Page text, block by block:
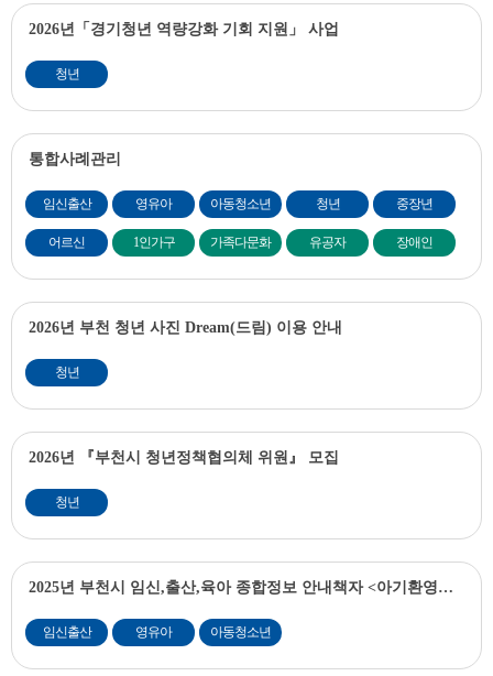
2026년「경기청년 역량강화 기회 지원」 사업
청년
통합사례관리
임신출산 영유아 아동청소년 청년 중장년
어르신 1인가구 가족다문화 유공자 장애인
2026년 부천 청년 사진 Dream(드림) 이용 안내
청년
2026년 『부천시 청년정책협의체 위원』 모집
청년
2025년 부천시 임신,출산,육아 종합정보 안내책자 <아기환영부
임신출산 영유아 아동청소년